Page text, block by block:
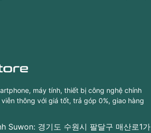
máy tính, thiết bị công nghệ chính
thông với giá tốt, trả góp 0%, giao hàng
Suwon: 경기도 수원시 팔달구 매산로1가